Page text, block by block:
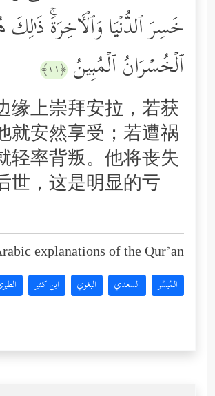
خَسِرَ ٱلدُّنۡیَا وَٱلۡـَٔاخِرَةَۚ ذَ ٰ⁠لِكَ
ٱلۡخُسۡرَانُ ٱلۡمُبِینُ ﴿١١﴾
缘上崇拜安拉，若获
就安然享受；若遭祸
轻率背叛。他将丧失
世，这是明显的亏
explanations of the Qur’an:
المُيسَّر السعدي البغوي ابن كثير